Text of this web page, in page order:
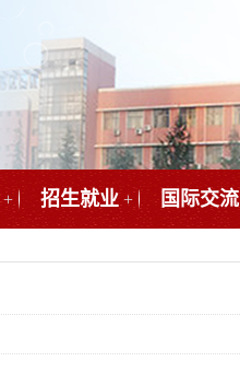
+ 招生就业 + 国际交流